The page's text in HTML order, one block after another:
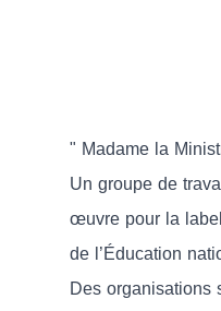
" Madame la
Un groupe de
œuvre pour la
de l’Éducation
Des organisations